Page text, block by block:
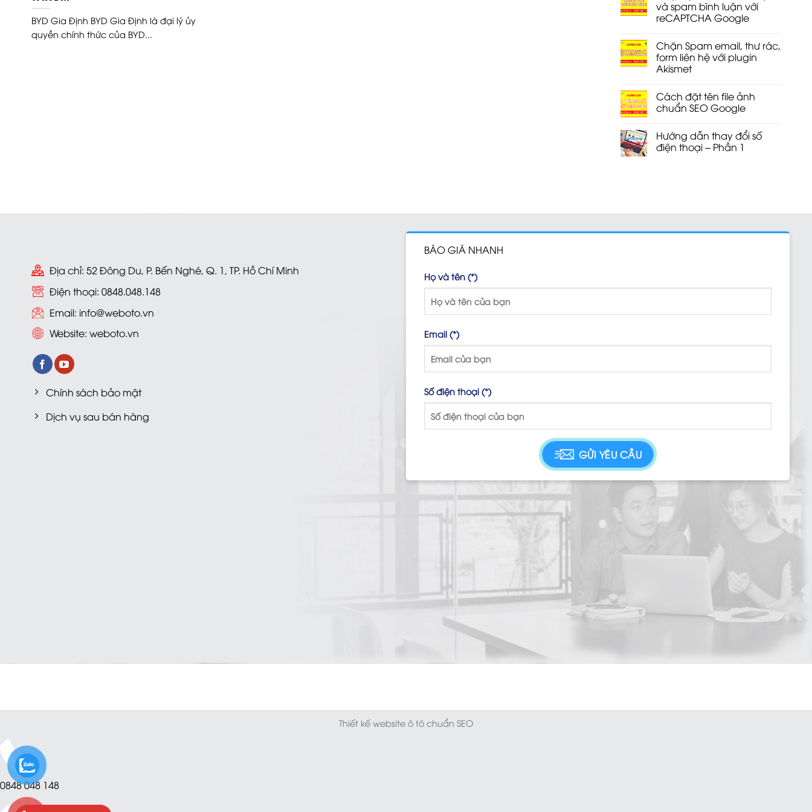
BYD Gia Định BYD Gia Định là đại lý ủy
quyền chính thức của BYD...
và spam bình luận với
reCAPTCHA Google
Chặn Spam email, thư rác,
form liên hệ với plugin
Akismet
Cách đặt tên file ảnh
chuẩn SEO Google
Hướng dẫn thay đổi số
điện thoại – Phần 1
Địa chỉ: 52 Đông Du, P. Bến Nghé, Q. 1, TP. Hồ Chí Minh
Điện thoại: 0848.048.148
Email: info@weboto.vn
Website: weboto.vn
Chính sách bảo mật
Dịch vụ sau bán hàng
BÁO GIÁ NHANH
Họ và tên (*)
Email (*)
Số điện thoại (*)
Thiết kế website ô tô chuẩn SEO
0848 048 148